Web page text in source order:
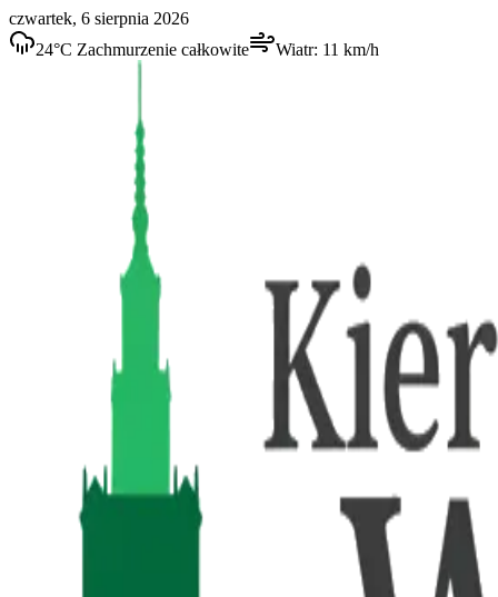
czwartek, 6 sierpnia 2026
24°C Zachmurzenie całkowite Wiatr: 11 km/h